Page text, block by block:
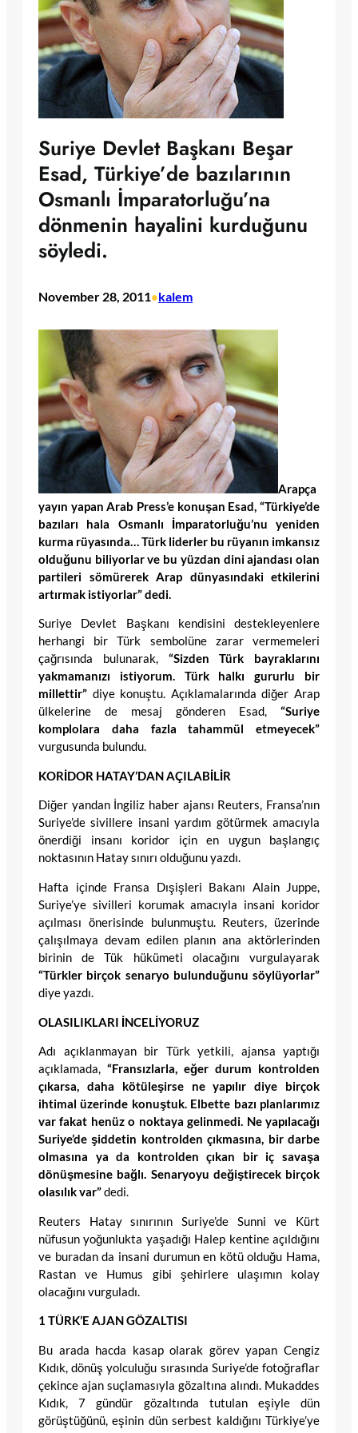
Suriye Devlet Başkanı Beşar
Esad, Türkiye’de bazılarının
Osmanlı İmparatorluğu’na
dönmenin hayalini kurduğunu
söyledi.
November 28, 2011•kalem
Arapça
yayın yapan Arab Press’e konuşan Esad, “Türkiye’de
bazıları hala Osmanlı İmparatorluğu’nu yeniden
kurma rüyasında… Türk liderler bu rüyanın imkansız
olduğunu biliyorlar ve bu yüzdan dini ajandası olan
partileri sömürerek Arap dünyasındaki etkilerini
artırmak istiyorlar” dedi.
Suriye Devlet Başkanı kendisini destekleyenlere
herhangi bir Türk sembolüne zarar vermemeleri
çağrısında bulunarak, “Sizden Türk bayraklarını
yakmamanızı istiyorum. Türk halkı gururlu bir
millettir” diye konuştu. Açıklamalarında diğer Arap
ülkelerine de mesaj gönderen Esad, “Suriye
komplolara daha fazla tahammül etmeyecek”
vurgusunda bulundu.
KORİDOR HATAY’DAN AÇILABİLİR
Diğer yandan İngiliz haber ajansı Reuters, Fransa’nın
Suriye’de sivillere insani yardım götürmek amacıyla
önerdiği insanı koridor için en uygun başlangıç
noktasının Hatay sınırı olduğunu yazdı.
Hafta içinde Fransa Dışişleri Bakanı Alain Juppe,
Suriye’ye sivilleri korumak amacıyla insani koridor
açılması önerisinde bulunmuştu. Reuters, üzerinde
çalışılmaya devam edilen planın ana aktörlerinden
birinin de Tük hükümeti olacağını vurgulayarak
“Türkler birçok senaryo bulunduğunu söylüyorlar”
diye yazdı.
OLASILIKLARI İNCELİYORUZ
Adı açıklanmayan bir Türk yetkili, ajansa yaptığı
açıklamada, “Fransızlarla, eğer durum kontrolden
çıkarsa, daha kötüleşirse ne yapılır diye birçok
ihtimal üzerinde konuştuk. Elbette bazı planlarımız
var fakat henüz o noktaya gelinmedi. Ne yapılacağı
Suriye’de şiddetin kontrolden çıkmasına, bir darbe
olmasına ya da kontrolden çıkan bir iç savaşa
dönüşmesine bağlı. Senaryoyu değiştirecek birçok
olasılık var”dedi.
Reuters Hatay sınırının Suriye’de Sunni ve Kürt
nüfusun yoğunlukta yaşadığı Halep kentine açıldığını
ve buradan da insani durumun en kötü olduğu Hama,
Rastan ve Humus gibi şehirlere ulaşımın kolay
olacağını vurguladı.
1 TÜRK’E AJAN GÖZALTISI
Bu arada hacda kasap olarak görev yapan Cengiz
Kıdık, dönüş yolculuğu sırasında Suriye’de fotoğraflar
çekince ajan suçlamasıyla gözaltına alındı. Mukaddes
Kıdık, 7 gündür gözaltında tutulan eşiyle dün
görüştüğünü, eşinin dün serbest kaldığını Türkiye’ye